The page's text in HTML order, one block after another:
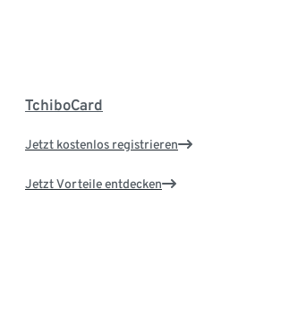
TchiboCard
Jetzt kostenlos registrieren
Jetzt Vorteile entdecken